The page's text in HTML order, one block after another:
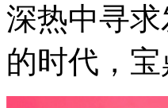
深热中寻
的时代，